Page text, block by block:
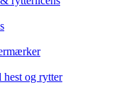
og rytter